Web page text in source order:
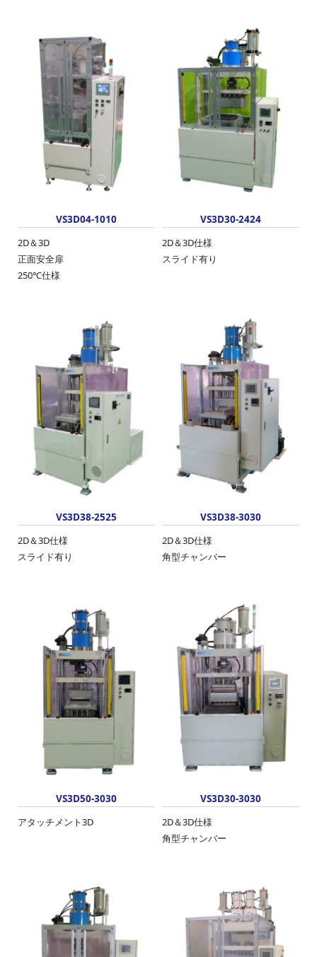
VS3D04-1010
2D＆3D
正面安全扉
250℃仕様
VS3D30-2424
2D＆3D仕様
スライド有り
VS3D38-2525
2D＆3D仕様
スライド有り
VS3D38-3030
2D＆3D仕様
角型チャンバー
VS3D50-3030
アタッチメント3D
VS3D30-3030
2D＆3D仕様
角型チャンバー